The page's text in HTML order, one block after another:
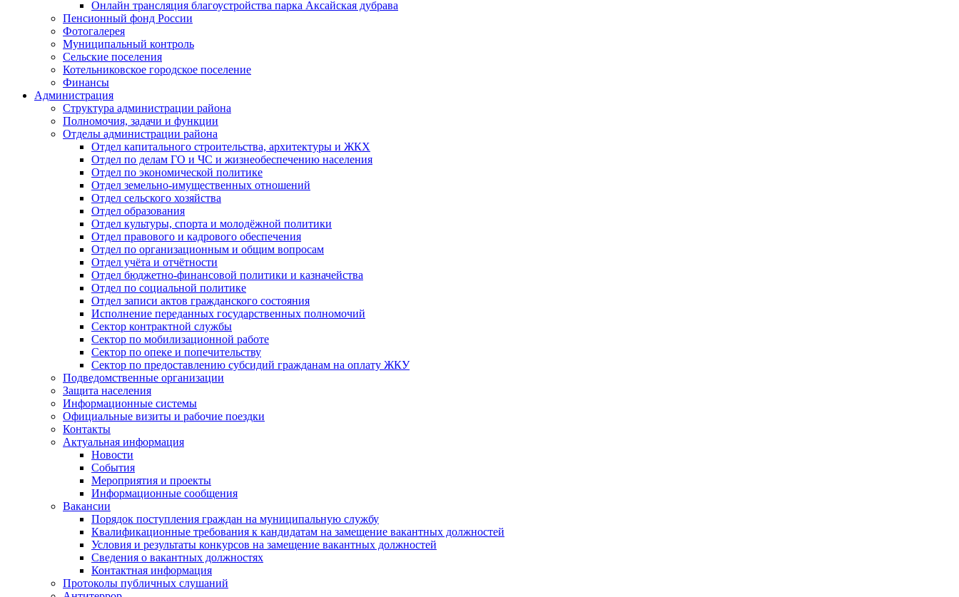
Онлайн трансляция благоустройства парка Аксайская дубрава
Пенсионный фонд России
Фотогалерея
Муниципальный контроль
Сельские поселения
Котельниковское городское поселение
Финансы
Администрация
Структура администрации района
Полномочия, задачи и функции
Отделы администрации района
Отдел капитального строительства, архитектуры и ЖКХ
Отдел по делам ГО и ЧС и жизнеобеспечению населения
Отдел по экономической политике
Отдел земельно-имущественных отношений
Отдел сельского хозяйства
Отдел образования
Отдел культуры, спорта и молодёжной политики
Отдел правового и кадрового обеспечения
Отдел по организационным и общим вопросам
Отдел учёта и отчётности
Отдел бюджетно-финансовой политики и казначейства
Отдел по социальной политике
Отдел записи актов гражданского состояния
Исполнение переданных государственных полномочий
Сектор контрактной службы
Сектор по мобилизационной работе
Сектор по опеке и попечительству
Сектор по предоставлению субсидий гражданам на оплату ЖКУ
Подведомственные организации
Защита населения
Информационные системы
Официальные визиты и рабочие поездки
Контакты
Актуальная информация
Новости
События
Мероприятия и проекты
Информационные сообщения
Вакансии
Порядок поступления граждан на муниципальную службу
Квалификационные требования к кандидатам на замещение вакантных должностей
Условия и результаты конкурсов на замещение вакантных должностей
Сведения о вакантных должностях
Контактная информация
Протоколы публичных слушаний